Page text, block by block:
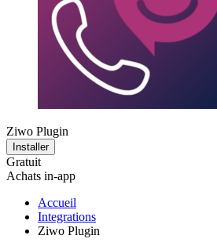
Ziwo Plugin
Installer
Gratuit
Achats in-app
Accueil
Integrations
Ziwo Plugin